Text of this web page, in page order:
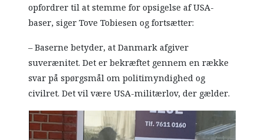
opfordrer til at stemme for opsigelse af USA-
baser, siger Tove Tobiesen og fortsætter:
– Baserne betyder, at Danmark afgiver
suverænitet. Det er bekræftet gennem en række
svar på spørgsmål om politimyndighed og
civilret. Det vil være USA-militærlov, der gælder.